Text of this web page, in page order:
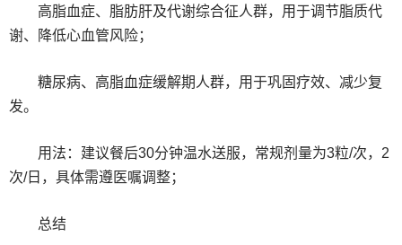
高脂血症、脂肪肝及代谢综合征人群，用于调节脂质代
谢、降低心血管风险；
糖尿病、高脂血症缓解期人群，用于巩固疗效、减少复
发。
用法：建议餐后30分钟温水送服，常规剂量为3粒/次，2
次/日，具体需遵医嘱调整；
总结